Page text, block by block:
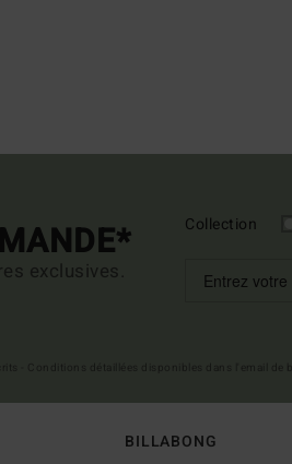
exclusives.
Collection
BILLABONG